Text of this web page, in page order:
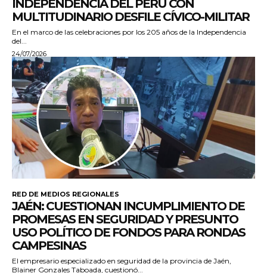
INDEPENDENCIA DEL PERÚ CON
MULTITUDINARIO DESFILE CÍVICO-MILITAR
En el marco de las celebraciones por los 205 años de la Independencia
del...
24/07/2026
RED DE MEDIOS REGIONALES
JAÉN: CUESTIONAN INCUMPLIMIENTO DE
PROMESAS EN SEGURIDAD Y PRESUNTO
USO POLÍTICO DE FONDOS PARA RONDAS
CAMPESINAS
El empresario especializado en seguridad de la provincia de Jaén,
Blainer Gonzales Taboada, cuestionó...